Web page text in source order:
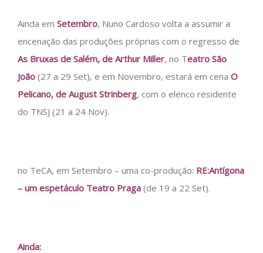
Ainda em Setembro, Nuno Cardoso volta a assumir a
encenação das produções próprias com o regresso de
As Bruxas de Salém, de Arthur Miller, no Teatro São
João (27 a 29 Set), e em Novembro, estará em cena O
Pelicano, de August Strinberg, com o elenco residente
do TNSJ (21 a 24 Nov).
no TeCA, em Setembro – uma co-produção: RE:Antígona
– um espetáculo Teatro Praga (de 19 a 22 Set).
Ainda: